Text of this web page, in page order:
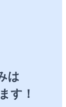
は
す！